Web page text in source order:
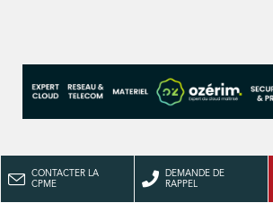
CONTACTER LA
CPME
DEMANDE DE
RAPPEL